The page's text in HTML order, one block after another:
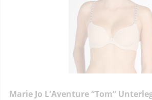
Marie Jo L'Aventure “Tom“